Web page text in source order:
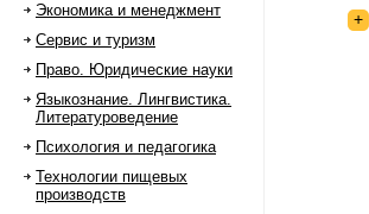
Экономика и менеджмент
Сервис и туризм
Право. Юридические науки
Языкознание. Лингвистика.
Литературоведение
Психология и педагогика
Технологии пищевых
производств
+